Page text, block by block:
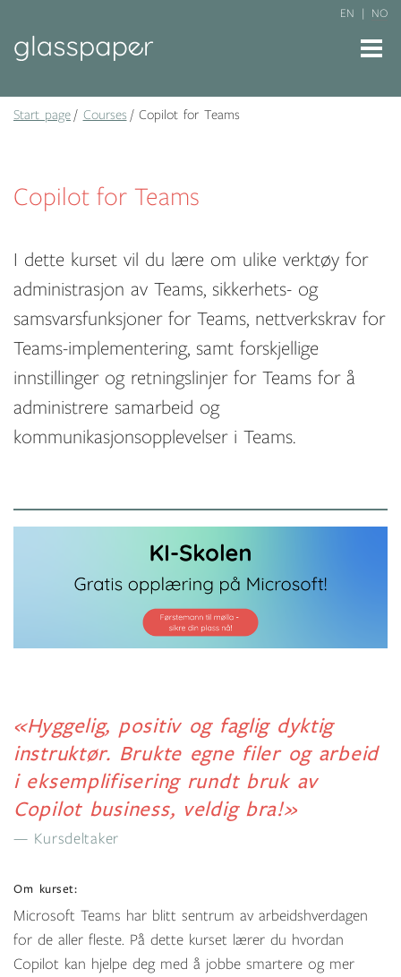
EN NO
Start page Courses Copilot for Teams
Copilot for Teams
I dette kurset vil du lære om ulike verktøy for
administrasjon av Teams, sikkerhets- og
samsvarsfunksjoner for Teams, nettverkskrav for
Teams-implementering, samt forskjellige
innstillinger og retningslinjer for Teams for å
administrere samarbeid og
kommunikasjonsopplevelser i Teams.
«Hyggelig, positiv og faglig dyktig
instruktør. Brukte egne filer og arbeid
i eksemplifisering rundt bruk av
Copilot business, veldig bra!»
Kursdeltaker
Om kurset:
Microsoft Teams har blitt sentrum av arbeidshverdagen
for de aller fleste. På dette kurset lærer du hvordan
Copilot kan hjelpe deg med å jobbe smartere og mer